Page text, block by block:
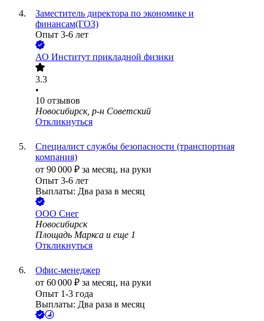
Заместитель директора по экономике и
финансам(ГОЗ)
Опыт 3-6 лет
АО Институт прикладной физики
3.3
•
10 отзывов
Новосибирск, р-н Советский
Откликнуться
Специалист службы безопасности (транспортная
компания)
от 90 000 ₽ за месяц, на руки
Опыт 3-6 лет
Выплаты: Два раза в месяц
ООО Снег
Новосибирск
Площадь Маркса и еще 1
Откликнуться
Офис-менеджер
от 60 000 ₽ за месяц, на руки
Опыт 1-3 года
Выплаты: Два раза в месяц